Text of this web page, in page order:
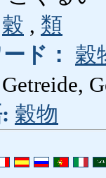
穀 , 類
ド：
穀
Getreide,
穀物